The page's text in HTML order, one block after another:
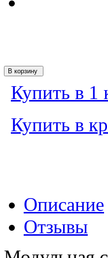
Купить в 1
Купить в
Описание
Отзывы